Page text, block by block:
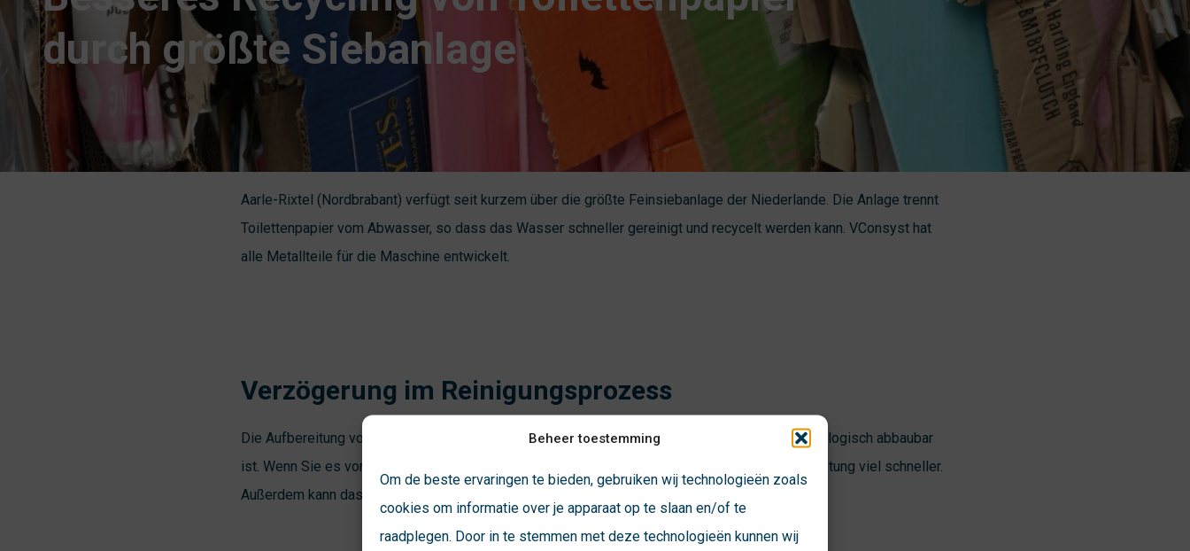
Beheer toestemming
Om de beste ervaringen te bieden, gebruiken wij technologieën zoals
cookies om informatie over je apparaat op te slaan en/of te
raadplegen. Door in te stemmen met deze technologieën kunnen wij
durch größte Siebanlage
Aarle-Rixtel (Nordbrabant) verfügt seit kurzem über die größte Feinsiebanlage der Niederlande. Die Anlage trennt
Toilettenpapier vom Abwasser, so dass das Wasser schneller gereinigt und recycelt werden kann. VConsyst hat
alle Metallteile für die Maschine entwickelt.
Verzögerung im Reinigungsprozess
Die Aufbereitung von Abwasser ist ein langwieriger Prozess, da Toilettenpapier nur schwer biologisch abbaubar
ist. Wenn Sie es vorher aus dem Abwasser herausfiltern, geht der Prozess der Wasseraufbereitung viel schneller.
Außerdem kann das verbleibende Papier wiederverwendet werden.